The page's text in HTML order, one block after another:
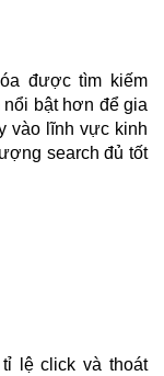
được tìm kiếm
nổi bật hơn để gia
vào lĩnh vực kinh
search đủ tốt
lệ click và thoát